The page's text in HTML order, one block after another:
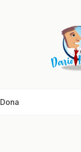
Dona